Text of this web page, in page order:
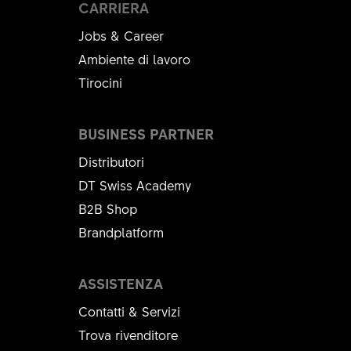
CARRIERA
Jobs & Career
Ambiente di lavoro
Tirocini
ASSISTENZA
Contatti & Servizi
Trova rivenditore
BUSINESS PARTNER
Distributori
DT Swiss Academy
B2B Shop
Brandplatform